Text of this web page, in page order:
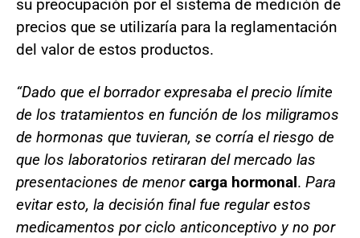
su preocupación por el sistema de medición de
precios que se utilizaría para la reglamentación
del valor de estos productos.
“Dado que el borrador expresaba el precio límite
de los tratamientos en función de los miligramos
de hormonas que tuvieran, se corría el riesgo de
que los laboratorios retiraran del mercado las
presentaciones de menorcarga hormonal. Para
evitar esto, la decisión final fue regular estos
medicamentos por ciclo anticonceptivo y no por